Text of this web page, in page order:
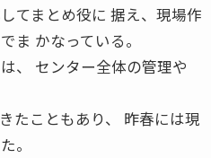
てまとめ役に 据え、現場作
ま かなっている。
、 センター全体の管理や
たこともあり、 昨春には現
。